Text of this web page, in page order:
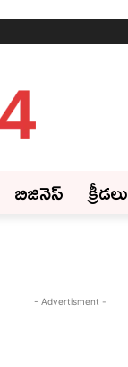
బిజినెస్‌ క్రీడలు
- Advertisment -